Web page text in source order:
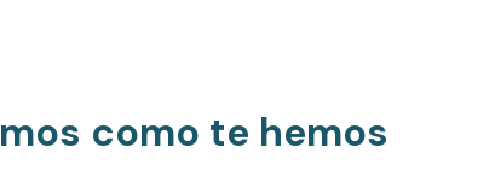
como te hemos